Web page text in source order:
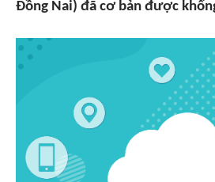
Đồng Nai) đã cơ bản được